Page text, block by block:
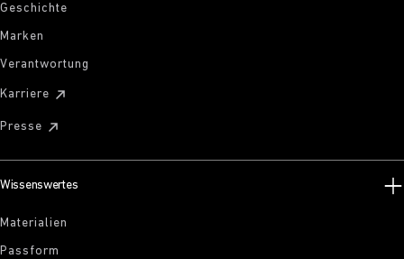
Geschichte
Marken
Verantwortung
Karriere
Presse
Wissenswertes
Materialien
Passform